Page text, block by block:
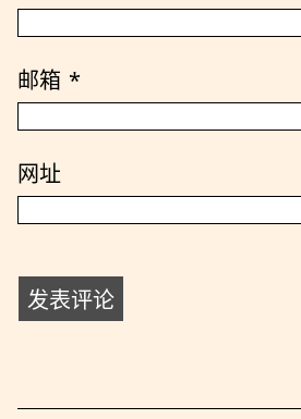
邮箱 *
网址